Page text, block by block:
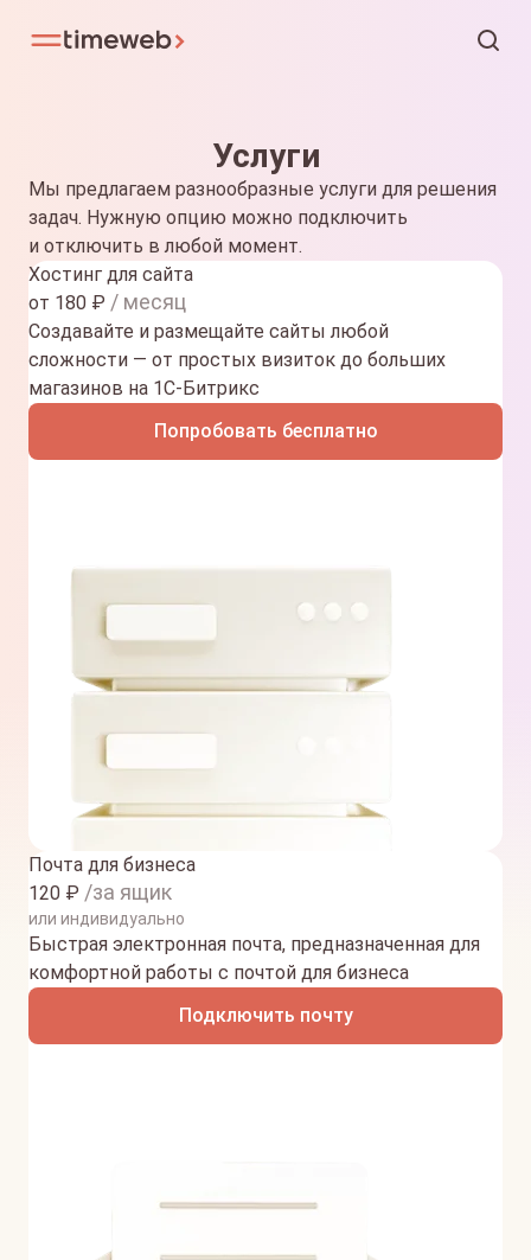
Услуги
Мы предлагаем разнообразные услуги для решения
задач. Нужную опцию можно подключить
и отключить в любой момент.
Хостинг для сайта
от 180 ₽ / месяц
Создавайте и размещайте сайты любой
сложности — от простых визиток до больших
магазинов на 1С-Битрикс
Попробовать бесплатно
Почта для бизнеса
120 ₽ /за ящик
или индивидуально
Быстрая электронная почта, предназначенная для
комфортной работы с почтой для бизнеса
Подключить почту